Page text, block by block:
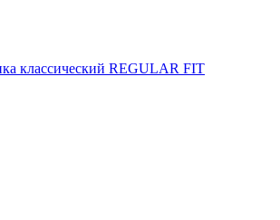
классический REGULAR FIT